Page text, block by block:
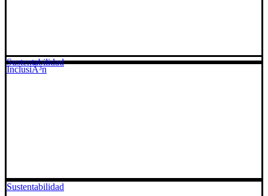
InclusiÃ³n
Sustentabilidad
Sustentabilidad